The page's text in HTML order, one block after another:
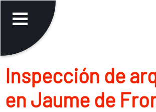
Inspección de
en Jaume de